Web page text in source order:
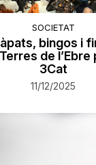
SOCIETAT
bingos i
de
3Cat
11/12/2025